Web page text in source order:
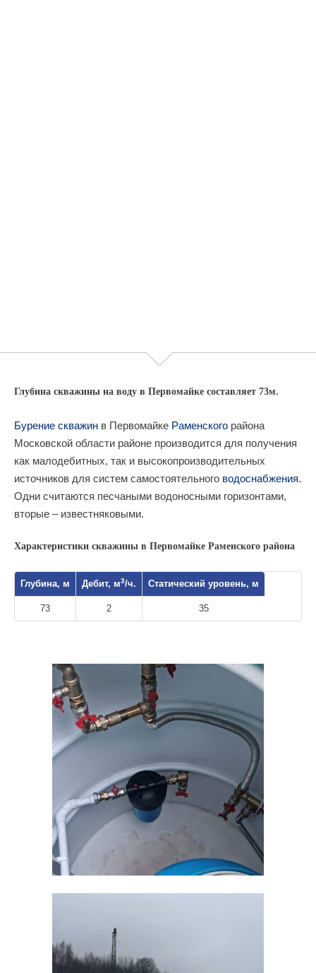
Глубина скважины на воду в Первомайке составляет 73м.
Бурение скважин в Первомайке Раменского района
Московской области районе производится для получения
как малодебитных, так и высокопроизводительных
источников для систем самостоятельного водоснабжения.
Одни считаются песчаными водоносными горизонтами,
вторые – известняковыми.
Характеристики скважины в Первомайке Раменского района
Глубина, м Дебит, м3/ч. Статический уровень, м
73 2 35